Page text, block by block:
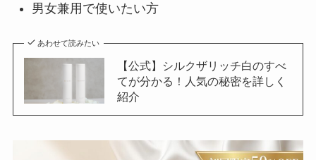
男女兼用で使いたい方
あわせて読みたい
【公式】シルクザリッチ白のすべ
てが分かる！人気の秘密を詳しく
紹介